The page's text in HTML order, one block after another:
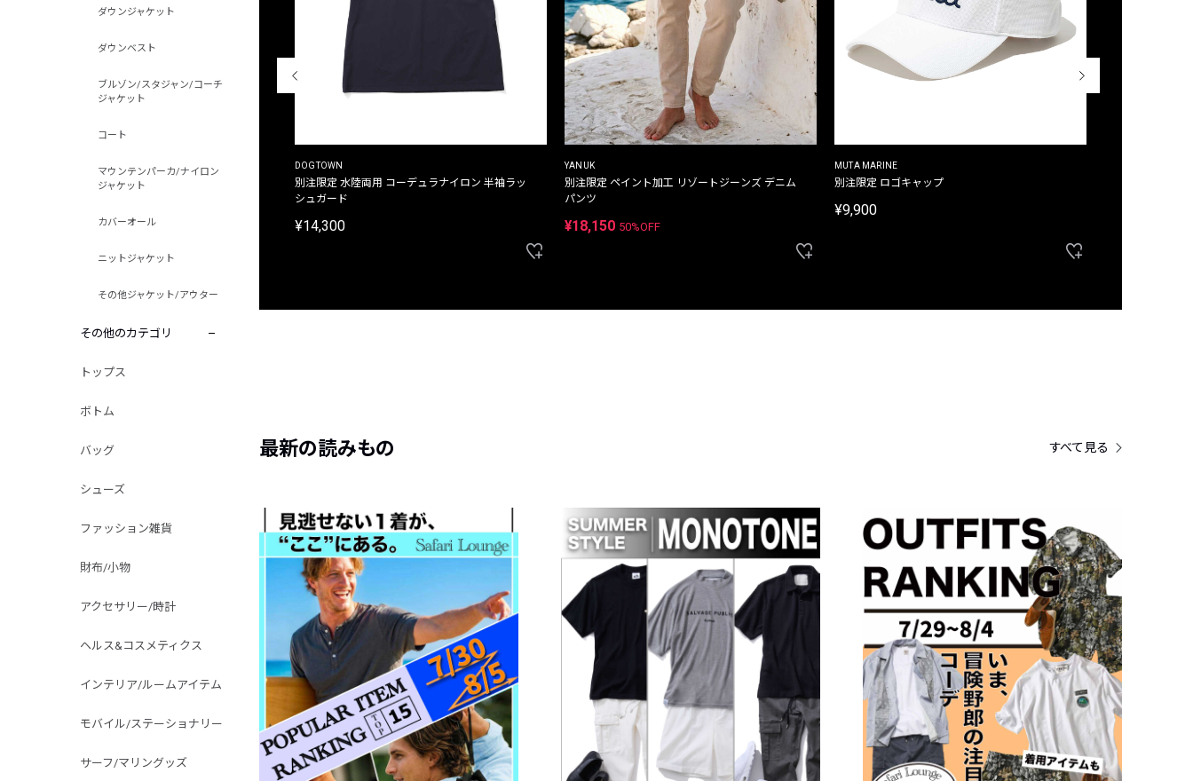
ダウンジャケット
ダウンベスト
ブルゾン/スタジャン/コーチ
ジャケット
コート
マウンテンパーカ/ナイロン
ジャケット
カバーオール
ニットジャケット
その他ジャケット/アウター
その他のカテゴリ
トップス
ボトム
バッグ
シューズ
ファッション雑貨
財布/小物
アクセサリー/時計
ヘルス&コスメティクス
インテリア/ルームアイテム
モバイル/ステーショナリー
サーフ/マリングッズ
THE DUFFER OF ST.GEORGE
別注限定 ピグメントダイ バックプリント サーフ
DOGTOWN
別注限定 水陸両用 コーデュラナイロン 半袖ラッ
シュガード
¥14,300
YANUK
別注限定 ペイント加工 リゾートジーンズ デニム
パンツ
¥18,150 50%OFF
MUTA MARINE
別注限定 ロゴキャップ
¥9,900
最新の読みもの すべて見る